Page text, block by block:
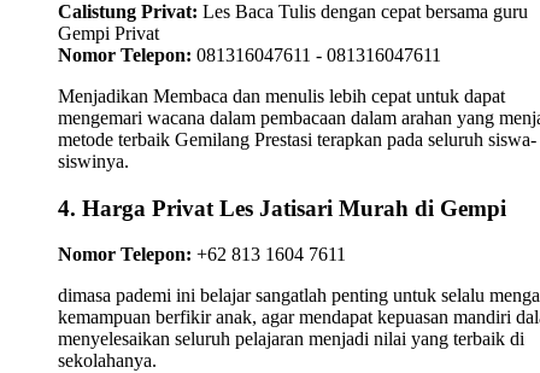
Calistung Privat: Les Baca Tulis dengan cepat bersama guru
Gempi Privat
Nomor Telepon: 081316047611 - 081316047611
Menjadikan Membaca dan menulis lebih cepat untuk dapat
mengemari wacana dalam pembacaan dalam arahan yang
metode terbaik Gemilang Prestasi terapkan pada seluruh siswa-
siswinya.
4. Harga Privat Les Jatisari Murah di Gempi
Nomor Telepon: +62 813 1604 7611
dimasa pademi ini belajar sangatlah penting untuk selalu
kemampuan berfikir anak, agar mendapat kepuasan mandiri
menyelesaikan seluruh pelajaran menjadi nilai yang terbaik di
sekolahanya.